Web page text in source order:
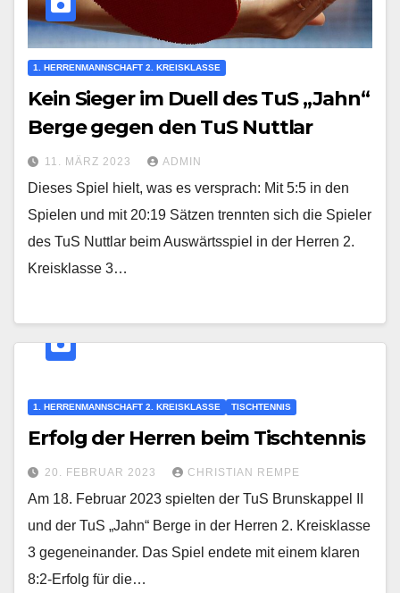
1. HERRENMANNSCHAFT 2. KREISKLASSE
Kein Sieger im Duell des TuS „Jahn“
Berge gegen den TuS Nuttlar
11. MÄRZ 2023 ADMIN
Dieses Spiel hielt, was es versprach: Mit 5:5 in den
Spielen und mit 20:19 Sätzen trennten sich die Spieler
des TuS Nuttlar beim Auswärtsspiel in der Herren 2.
Kreisklasse 3…
1. HERRENMANNSCHAFT 2. KREISKLASSE TISCHTENNIS
Erfolg der Herren beim Tischtennis
20. FEBRUAR 2023 CHRISTIAN REMPE
Am 18. Februar 2023 spielten der TuS Brunskappel II
und der TuS „Jahn“ Berge in der Herren 2. Kreisklasse
3 gegeneinander. Das Spiel endete mit einem klaren
8:2-Erfolg für die…